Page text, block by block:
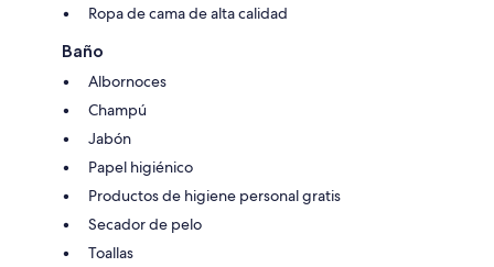
Ropa de cama de alta calidad
Baño
Albornoces
Champú
Jabón
Papel higiénico
Productos de higiene personal gratis
Secador de pelo
Toallas